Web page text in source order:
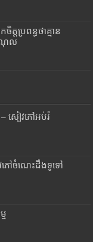
តប្រពន្ធថាគ្មាន
ណុល
សៀវភៅអប់រំ
ភៅចំណេះដឹងទូទៅ